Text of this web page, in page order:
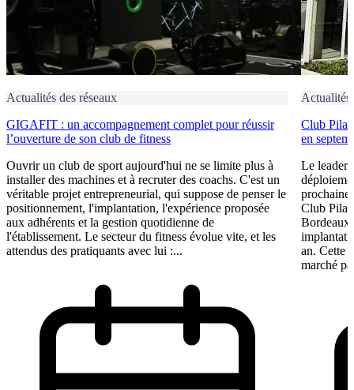
Actualités des réseaux
GIGAFIT : un accompagnement complet pour réussir
l’ouverture de son club de fitness
Ouvrir un club de sport aujourd'hui ne se limite plus à
installer des machines et à recruter des coachs. C'est un
véritable projet entrepreneurial, qui suppose de penser le
positionnement, l'implantation, l'expérience proposée
aux adhérents et la gestion quotidienne de
l'établissement. Le secteur du fitness évolue vite, et les
attendus des pratiquants avec lui :...
Actualités
Club
en
Le leader
prochaine
Club
Bordeaux
an. Cette
marché